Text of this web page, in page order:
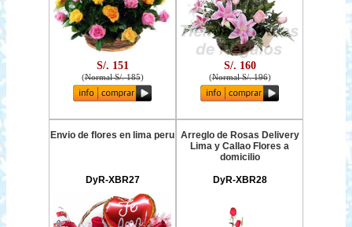
S/. 151
(Normal S/. 185)
S/. 160
(Normal S/. 196)
Envio de flores en lima peru
DyR-XBR27
Arreglo de Rosas Delivery
Lima y Callao Flores a
domicilio
DyR-XBR28